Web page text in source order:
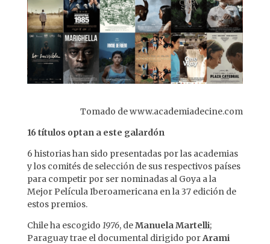
Tomado de www.academiadecine.com
16 títulos optan a este galardón
6 historias han sido presentadas por las academias
y los comités de selección de sus respectivos países
para competir por ser nominadas al Goya a la
Mejor Película Iberoamericana en la 37 edición de
estos premios.
Chile ha escogido 1976, deManuela Martelli;
Paraguay trae el documental dirigido porArami